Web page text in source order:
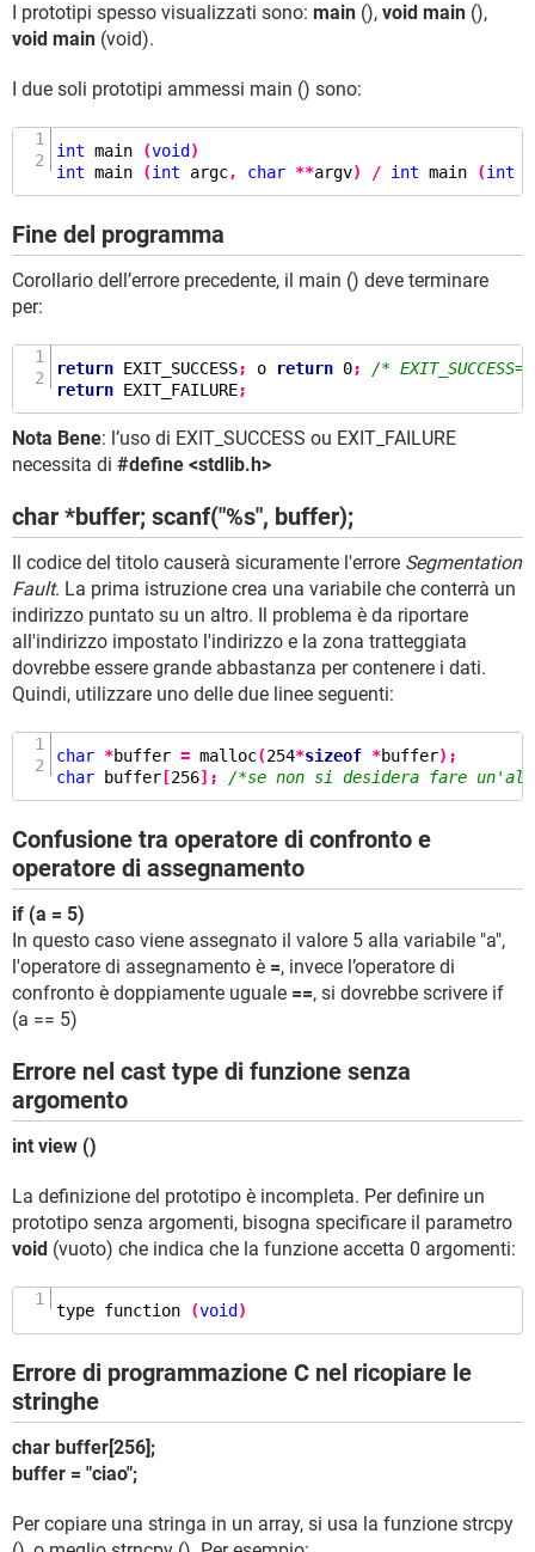
I prototipi spesso visualizzati sono: main (), void main (),
void main (void).
I due soli prototipi ammessi main () sono:
int main (void )
int main (int argc, char **argv) / int main (int
Fine del programma
Corollario dell’errore precedente, il main () deve terminare
per:
return EXIT_SUCCESS; o return 0;
/*
return EXIT_FAILURE;
Nota Bene: l’uso di EXIT_SUCCESS ou EXIT_FAILURE
necessita di #define <stdlib.h>
char *buffer; scanf("%s", buffer);
Il codice del titolo causerà sicuramente l'errore Segmentation
Fault. La prima istruzione crea una variabile che conterrà un
indirizzo puntato su un altro. Il problema è da riportare
all'indirizzo impostato l'indirizzo e la zona tratteggiata
dovrebbe essere grande abbastanza per contenere i dati.
Quindi, utilizzare uno delle due linee seguenti:
char *buffer = malloc(254*sizeof *buffer);
char buffer [256]; /*se non si desidera fare
Confusione tra operatore di confronto e
operatore di assegnamento
if (a = 5)
In questo caso viene assegnato il valore 5 alla variabile "a",
l'operatore di assegnamento è =, invece l’operatore di
confronto è doppiamente uguale ==, si dovrebbe scrivere if
(a == 5)
Errore nel cast type di funzione senza
argomento
int view ()
La definizione del prototipo è incompleta. Per definire un
prototipo senza argomenti, bisogna specificare il parametro
void (vuoto) che indica che la funzione accetta 0 argomenti:
type function (void )
Errore di programmazione C nel ricopiare le
stringhe
char buffer[256];
buffer = "ciao";
Per copiare una stringa in un array, si usa la funzione strcpy